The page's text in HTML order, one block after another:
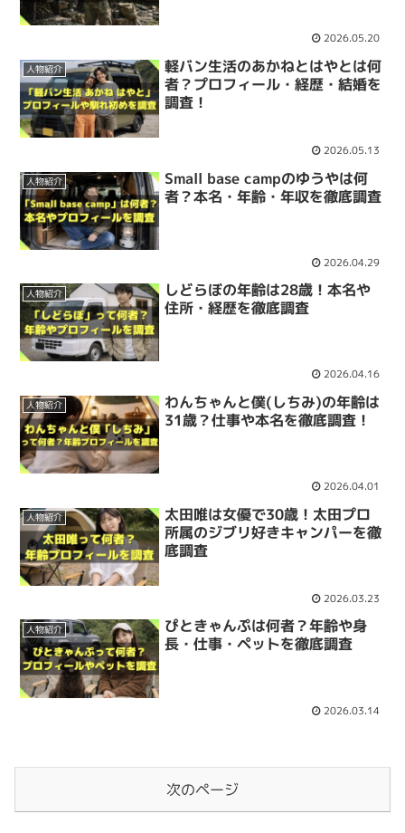
2026.05.20
人物紹介
軽バン生活のあかねとはやとは何
者？プロフィール・経歴・結婚を
調査！
2026.05.13
人物紹介
Small base campのゆうやは何
者？本名・年齢・年収を徹底調査
2026.04.29
人物紹介
しどらぼの年齢は28歳！本名や
住所・経歴を徹底調査
2026.04.16
人物紹介
わんちゃんと僕(しちみ)の年齢は
31歳？仕事や本名を徹底調査！
2026.04.01
人物紹介
太田唯は女優で30歳！太田プロ
所属のジブリ好きキャンパーを徹
底調査
2026.03.23
人物紹介
ぴときゃんぷは何者？年齢や身
長・仕事・ペットを徹底調査
2026.03.14
次のページ